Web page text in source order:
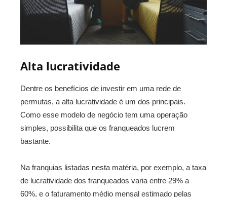
Alta lucratividade
Dentre os benefícios de investir em uma rede de
permutas, a alta lucratividade é um dos principais.
Como esse modelo de negócio tem uma operação
simples, possibilita que os franqueados lucrem
bastante.
Na franquias listadas nesta matéria, por exemplo, a taxa
de lucratividade dos franqueados varia entre 29% a
60%, e o faturamento médio mensal estimado pelas